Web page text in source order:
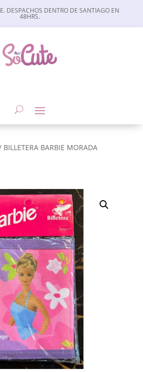
DESPACHOS DENTRO DE SANTIAGO EN
48HRS.
BILLETERA BARBIE MORADA